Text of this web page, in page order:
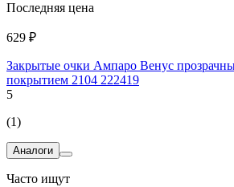
Последняя цена
629 ₽
Закрытые очки Ампаро Венус
покрытием 2104 222419
5
(1)
Аналоги
Часто ищут